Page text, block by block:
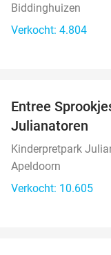
Biddinghuizen
Verkocht: 4.804
Entree
Julianatoren
Kinderpretpark
Apeldoorn
Verkocht: 10.605